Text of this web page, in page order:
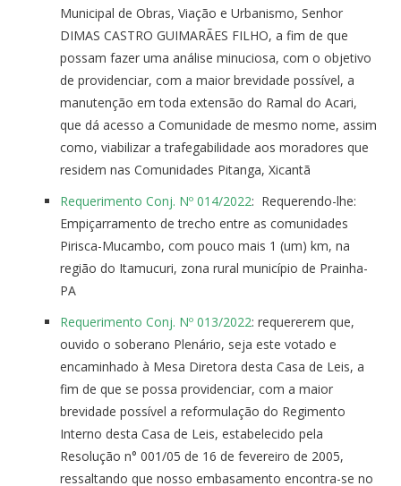
Municipal de Obras, Viação e Urbanismo, Senhor
DIMAS CASTRO GUIMARÃES FILHO, a fim de que
possam fazer uma análise minuciosa, com o objetivo
de providenciar, com a maior brevidade possível, a
manutenção em toda extensão do Ramal do Acari,
que dá acesso a Comunidade de mesmo nome, assim
como, viabilizar a trafegabilidade aos moradores que
residem nas Comunidades Pitanga, Xicantã
Requerimento Conj. Nº 014/2022: Requerendo-lhe:
Empiçarramento de trecho entre as comunidades
Pirisca-Mucambo, com pouco mais 1 (um) km, na
região do Itamucuri, zona rural município de Prainha-
PA
Requerimento Conj. Nº 013/2022: requererem que,
ouvido o soberano Plenário, seja este votado e
encaminhado à Mesa Diretora desta Casa de Leis, a
fim de que se possa providenciar, com a maior
brevidade possível a reformulação do Regimento
Interno desta Casa de Leis, estabelecido pela
Resolução n° 001/05 de 16 de fevereiro de 2005,
ressaltando que nosso embasamento encontra-se no